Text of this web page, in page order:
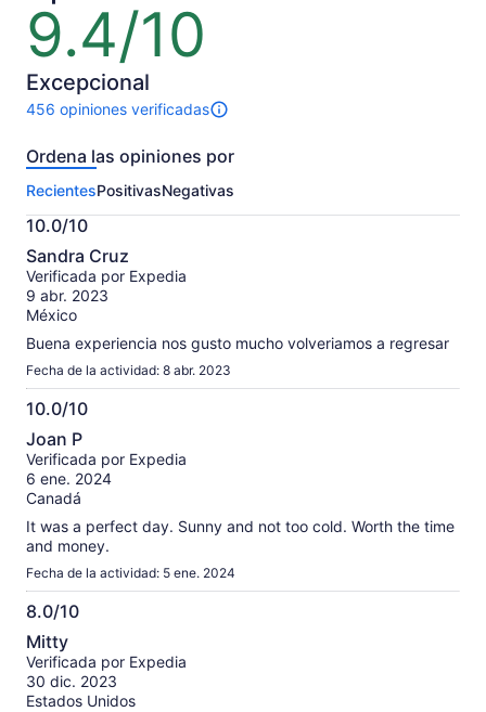
es
US$ 50
por
adulto
9.4/10
9.4
de
10
Excepcional
456 opiniones verificadas
456
sobre
actividad.
Más
información
sobre
las
opiniones
verificadas
Ordena las opiniones por
RecientesPositivasNegativas
10.0/10
10.0
de
10
Sandra Cruz
Verificada por Expedia
9 abr. 2023
México
Buena experiencia nos gusto mucho volveriamos a regresar
Fecha de la actividad: 8 abr. 2023
10.0/10
10.0
de
10
Joan P
Verificada por Expedia
6 ene. 2024
Canadá
It was a perfect day. Sunny and not too cold. Worth the time
and money.
Fecha de la actividad: 5 ene. 2024
8.0/10
8.0
de
10
Mitty
Verificada por Expedia
30 dic. 2023
Estados Unidos